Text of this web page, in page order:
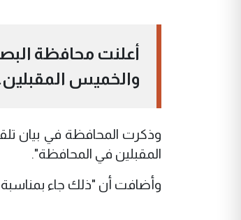
أعلنت محافظة
والخميس
وذكرت المحافظة في بيان
المقبلين في المحافظة".
وأضافت أن "ذلك جاء بمناسبة